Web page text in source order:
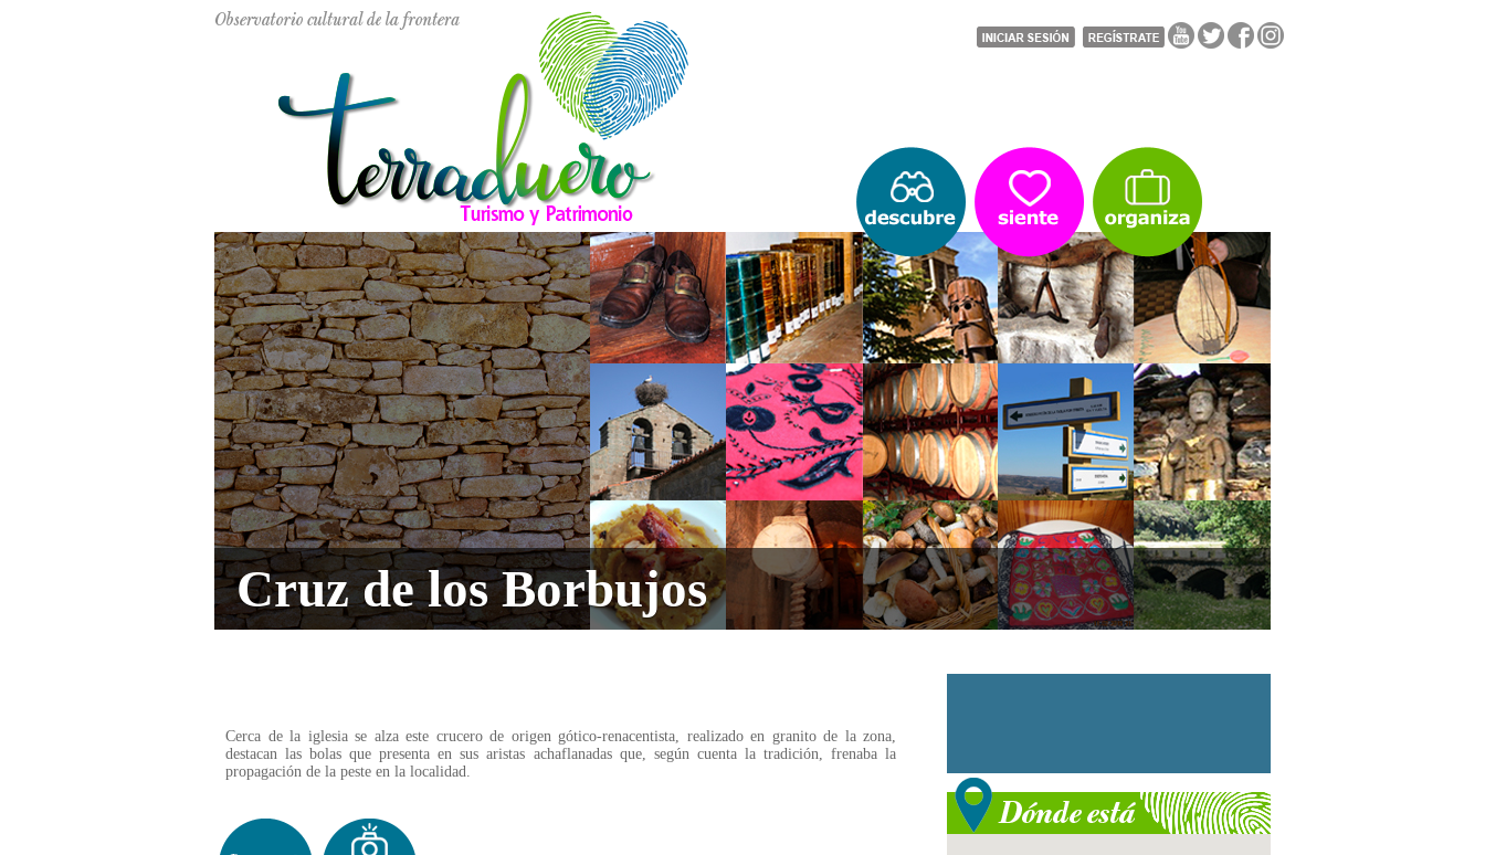
Cruz de los Borbujos
Cerca de la iglesia se alza este crucero de origen gótico-renacentista, realizado en granito de la zona,
destacan las bolas que presenta en sus aristas achaflanadas que, según cuenta la tradición, frenaba la
propagación de la peste en la localidad.